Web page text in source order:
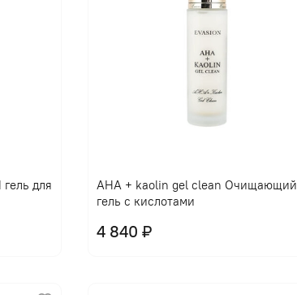
гель для
AHA + kaolin gel clean Очищающий
гель с кислотами
4 840 ₽